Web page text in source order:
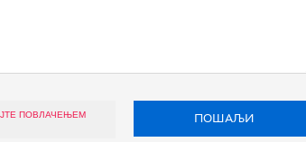
ПОВЛАЧЕЊЕМ
ПОШАЉИ